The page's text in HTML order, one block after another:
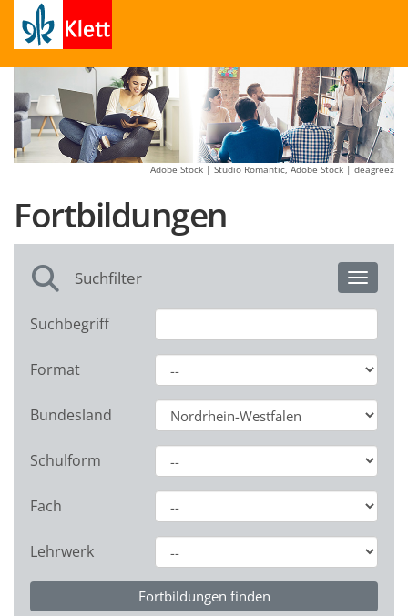
Adobe Stock | Studio Romantic, Adobe Stock | deagreez
Fortbildungen
Toggle
Suchfilter
Suchbegriff
Format
Bundesland
Schulform
Fach
Lehrwerk